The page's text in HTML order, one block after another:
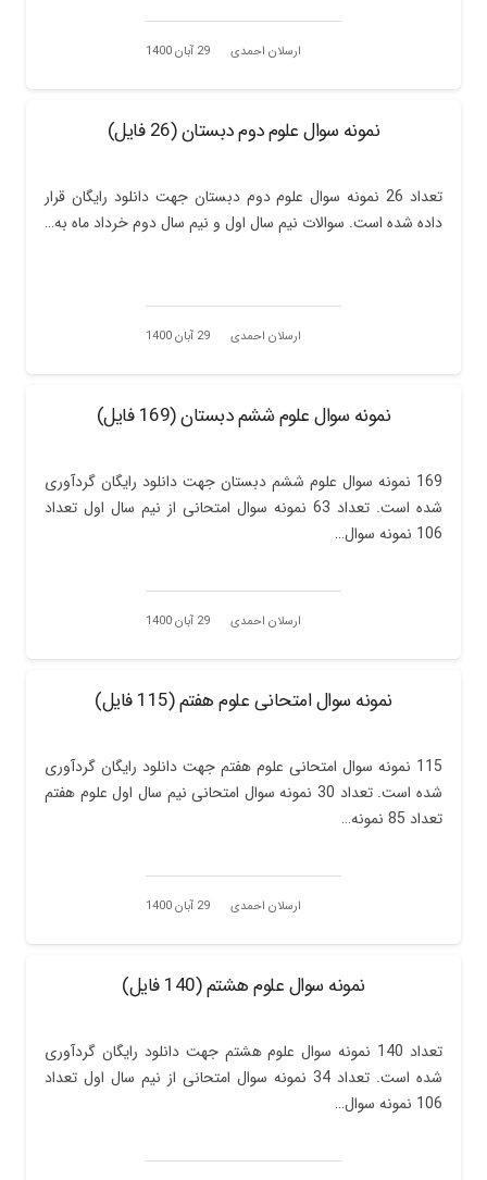
ارسلان احمدی 29 آبان 1400
نمونه سوال علوم دوم دبستان (26 فایل)
تعداد 26 نمونه سوال علوم دوم دبستان جهت دانلود رایگان قرار
داده شده است. سوالات نیم سال اول و نیم سال دوم خرداد ماه به…
ارسلان احمدی 29 آبان 1400
نمونه سوال علوم ششم دبستان (169 فایل)
169 نمونه سوال علوم ششم دبستان جهت دانلود رایگان گردآوری
شده است. تعداد 63 نمونه سوال امتحانی از نیم سال اول تعداد
106 نمونه سوال…
ارسلان احمدی 29 آبان 1400
نمونه سوال امتحانی علوم هفتم (115 فایل)
115 نمونه سوال امتحانی علوم هفتم جهت دانلود رایگان گردآوری
شده است. تعداد 30 نمونه سوال امتحانی نیم سال اول علوم هفتم
تعداد 85 نمونه…
ارسلان احمدی 29 آبان 1400
نمونه سوال علوم هشتم (140 فایل)
تعداد 140 نمونه سوال علوم هشتم جهت دانلود رایگان گردآوری
شده است. تعداد 34 نمونه سوال امتحانی از نیم سال اول تعداد
106 نمونه سوال…